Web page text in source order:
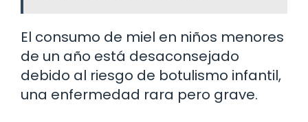
El consumo de miel en niños menores
de un año está desaconsejado
debido al riesgo de botulismo infantil,
una enfermedad rara pero grave.